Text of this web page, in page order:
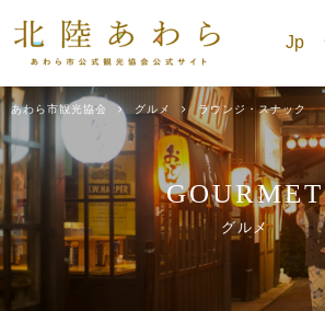
あわら市観光協会 グルメ ラウンジ・スナック
GOURMET
グルメ